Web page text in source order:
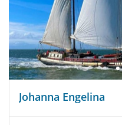
Johanna Engelina